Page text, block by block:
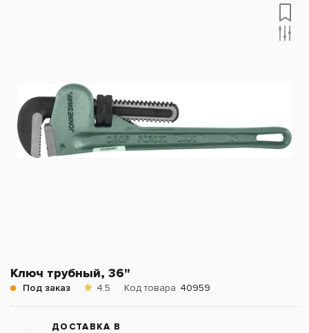
Ключ трубный, 36"
Под заказ 4.5 Код товара 40959
ДОСТАВКА В